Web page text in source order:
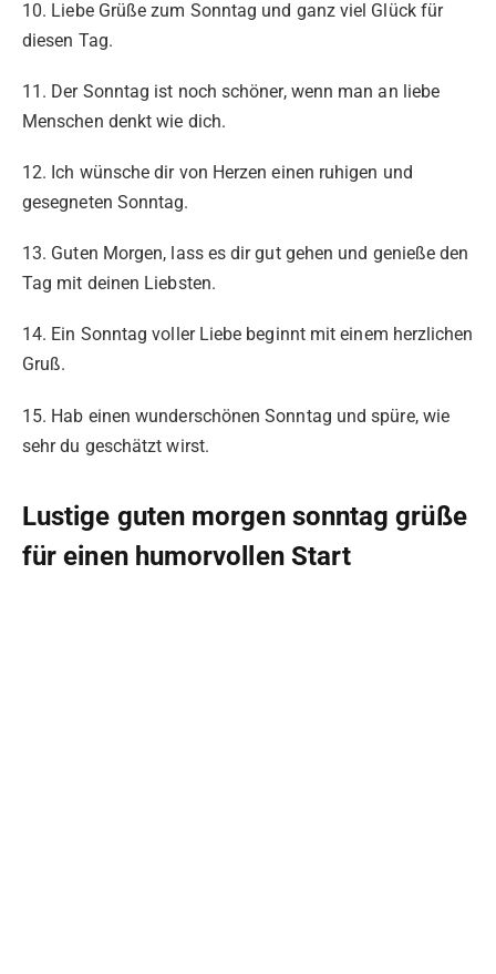
10. Liebe Grüße zum Sonntag und ganz viel Glück für
diesen Tag.
11. Der Sonntag ist noch schöner, wenn man an liebe
Menschen denkt wie dich.
12. Ich wünsche dir von Herzen einen ruhigen und
gesegneten Sonntag.
13. Guten Morgen, lass es dir gut gehen und genieße den
Tag mit deinen Liebsten.
14. Ein Sonntag voller Liebe beginnt mit einem herzlichen
Gruß.
15. Hab einen wunderschönen Sonntag und spüre, wie
sehr du geschätzt wirst.
Lustige guten morgen sonntag grüße
für einen humorvollen Start